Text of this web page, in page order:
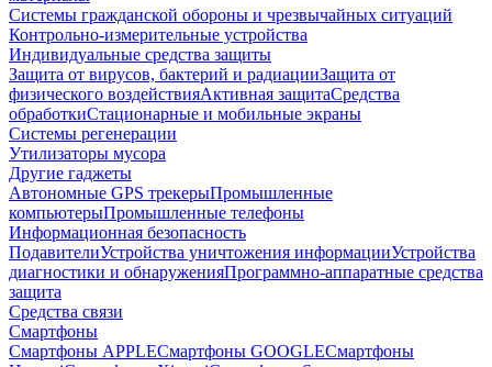
Системы гражданской обороны и чрезвычайных ситуаций
Контрольно-измерительные устройства
Индивидуальные средства защиты
Защита от вирусов, бактерий и радиацииЗащита от
физического воздействияАктивная защитаСредства
обработкиСтационарные и мобильные экраны
Системы регенерации
Утилизаторы мусора
Другие гаджеты
Автономные GPS трекерыПромышленные
компьютерыПромышленные телефоны
Информационная безопасность
ПодавителиУстройства уничтожения информацииУстройства
диагностики и обнаруженияПрограммно-аппаратные средства
защита
Средства связи
Смартфоны
Смартфоны APPLEСмартфоны GOOGLEСмартфоны